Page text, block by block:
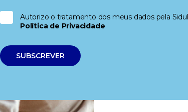
Autorizo o tratamento dos meus dados pela
Política de Privacidade